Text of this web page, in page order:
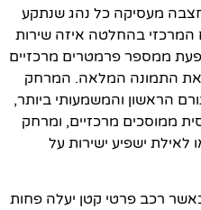
מעסיקה כל נהג שנתקע
המרכזי בהחלטה איזה שירות
ממספר פרמטרים מרכזיים
את התמונה המלאה. המרחק
הראשון והמשמעותי ביותר,
ממוסכים מרכזיים, ומרחק
ישפיע ישירות על
רכב פרטי קטן יעלה פחות